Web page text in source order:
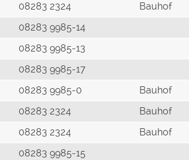
08283 2324 Bauhof
08283 9985-14
08283 9985-13
08283 9985-17
08283 9985-0 Bauhof
08283 2324 Bauhof
08283 2324 Bauhof
08283 9985-15